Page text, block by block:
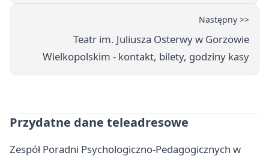
Następny >>
Teatr im. Juliusza Osterwy w Gorzowie
Wielkopolskim - kontakt, bilety, godziny kasy
Przydatne dane teleadresowe
Zespół Poradni Psychologiczno-Pedagogicznych w